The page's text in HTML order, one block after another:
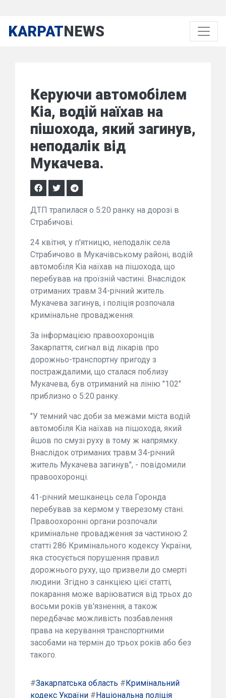
KARPATNEWS
Керуючи автомобілем
Kia, водій наїхав на
пішохода, який загинув,
неподалік від
Мукачева.
ДТП трапилася о 5:20 ранку на дорозі в
Страбичові.
24 квітня, у п'ятницю, неподалік села
Страбичово в Мукачівському районі, водій
автомобіля Kia наїхав на пішохода, що
перебував на проїзній частині. Внаслідок
отриманих травм 34-річний житель
Мукачева загинув, і поліція розпочала
кримінальне провадження.
За інформацією правоохоронців
Закарпаття, сигнал від лікарів про
дорожньо-транспортну пригоду з
постраждалими, що сталася поблизу
Мукачева, був отриманий на лінію "102"
приблизно о 5:20 ранку.
"У темний час доби за межами міста водій
автомобіля Kia наїхав на пішохода, який
йшов по смузі руху в тому ж напрямку.
Внаслідок отриманих травм 34-річний
житель Мукачева загинув", - повідомили
правоохоронці.
41-річний мешканець села Горонда
перебував за кермом у тверезому стані.
Правоохоронні органи розпочали
кримінальне провадження за частиною 2
статті 286 Кримінального кодексу України,
яка стосується порушення правил
дорожнього руху, що призвели до смерті
людини. Згідно з санкцією цієї статті,
покарання може варіюватися від трьох до
восьми років ув'язнення, а також
передбачає можливість позбавлення
права на керування транспортними
засобами на термін до трьох років або без
такого.
#Закарпатська область #Кримінальний
кодекс України #Національна поліція